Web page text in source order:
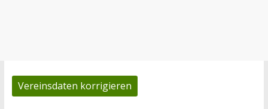
Vereinsdaten korrigieren